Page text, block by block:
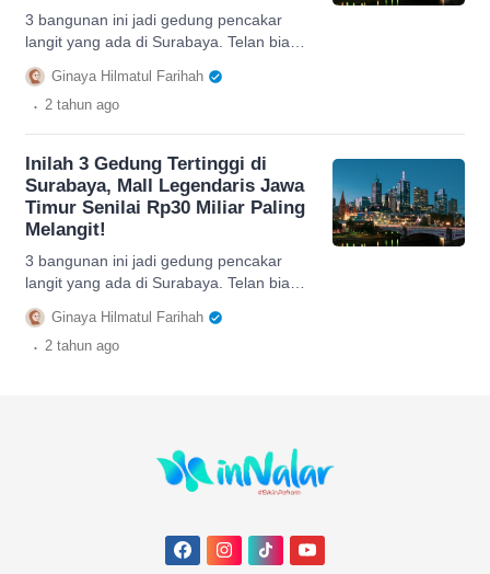
3 bangunan ini jadi gedung pencakar
langit yang ada di Surabaya. Telan biaya
hingga puluhan miliar bahkan punya
fasilitas elit!
Ginaya Hilmatul Farihah
. 2 tahun ago
Inilah 3 Gedung Tertinggi di
Surabaya, Mall Legendaris Jawa
Timur Senilai Rp30 Miliar Paling
Melangit!
3 bangunan ini jadi gedung pencakar
langit yang ada di Surabaya. Telan biaya
hingga puluhan miliar bahkan punya
fasilitas elit!
Ginaya Hilmatul Farihah
. 2 tahun ago